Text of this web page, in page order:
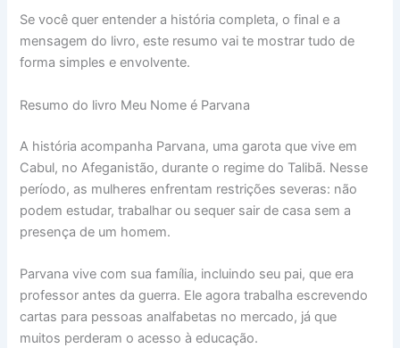
Se você quer entender a história completa, o final e a
mensagem do livro, este resumo vai te mostrar tudo de
forma simples e envolvente.
Resumo do livro Meu Nome é Parvana
A história acompanha Parvana, uma garota que vive em
Cabul, no Afeganistão, durante o regime do Talibã. Nesse
período, as mulheres enfrentam restrições severas: não
podem estudar, trabalhar ou sequer sair de casa sem a
presença de um homem.
Parvana vive com sua família, incluindo seu pai, que era
professor antes da guerra. Ele agora trabalha escrevendo
cartas para pessoas analfabetas no mercado, já que
muitos perderam o acesso à educação.